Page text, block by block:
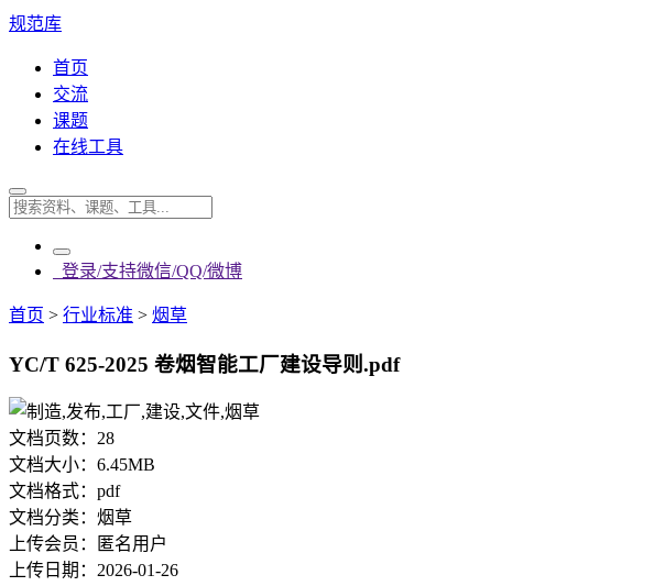
规范库
首页
交流
课题
在线工具
登录/支持微信/QQ/微博
首页 > 行业标准 > 烟草
YC/T 625-2025 卷烟智能工厂建设导则.pdf
文档页数： 28
文档大小： 6.45MB
文档格式： pdf
文档分类： 烟草
上传会员：
匿名用户
上传日期： 2026-01-26